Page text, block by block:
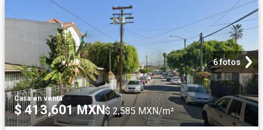
6 fotos
Casa·en venta
$ 413,601 MXN$ 2,585 MXN/m²